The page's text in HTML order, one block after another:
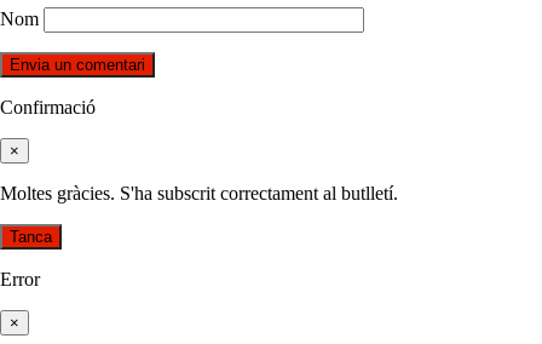
Nom
Confirmació
×
Moltes gràcies. S'ha subscrit correctament al butlletí.
Tanca
Error
×